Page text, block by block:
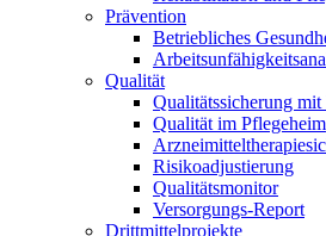
Prävention
Betriebliches
Qualität
Qualitätssicherung
Qualität im Pflegeheim
Risikoadjustierung
Qualitätsmonitor
Versorgungs-Report
Drittmittelprojekte